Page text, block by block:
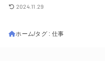
2024.11.29
ホーム タグ : 仕事